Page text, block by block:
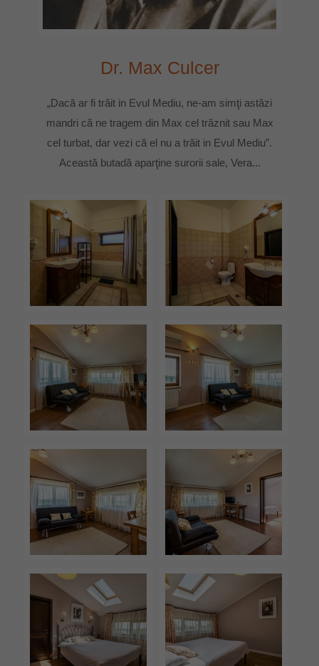
Dr. Max Culcer
„Dacă ar fi trăit in Evul Mediu, ne-am simţi astăzi
mandri că ne tragem din Max cel trăznit sau Max
cel turbat, dar vezi că el nu a trăit in Evul Mediu”.
Această butadă aparţine surorii sale, Vera...